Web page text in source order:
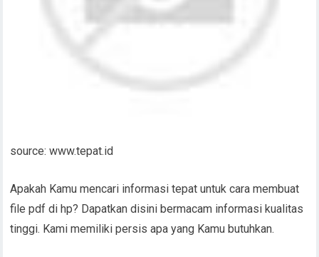
source: www.tepat.id
Apakah Kamu mencari informasi tepat untuk cara membuat
file pdf di hp? Dapatkan disini bermacam informasi kualitas
tinggi. Kami memiliki persis apa yang Kamu butuhkan.